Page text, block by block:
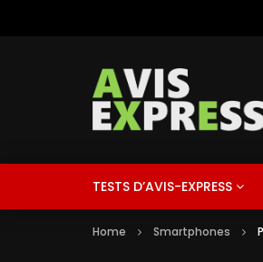
TESTS D’AVIS-EXPRESS
Home Smartphones